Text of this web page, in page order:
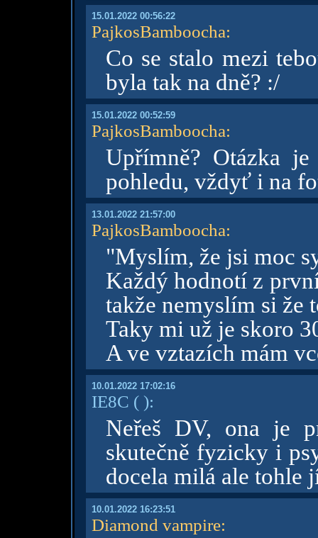
15.01.2022 00:56:22
PajkosBamboocha:
Co se stalo mezi
byla tak na dně? :/
15.01.2022 00:52:59
PajkosBamboocha:
Upřímně? Otázka
pohledu, vždyť i na
13.01.2022 21:57:00
PajkosBamboocha:
"Myslím, že jsi moc
Každý hodnotí z
takže nemyslím si že
Taky mi už je skoro
A ve vztazích mám
10.01.2022 17:02:16
IE8C ( ):
Neřeš DV, ona je
skutečně fyzicky i
docela milá ale tohle
10.01.2022 16:23:51
Diamond vampire: